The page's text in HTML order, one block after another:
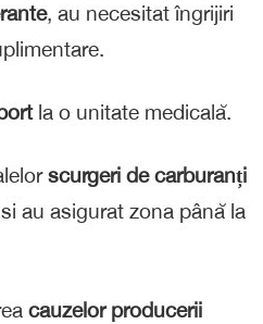
, au necesitat îngrijiri
la o unitate medicală.
scurgeri de carburanți
si au asigurat zona până la
cauzelor producerii